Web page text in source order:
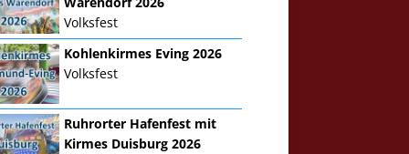
Volksfest
Kohlenkirmes Eving 2026
Volksfest
Ruhrorter Hafenfest mit
Kirmes Duisburg 2026